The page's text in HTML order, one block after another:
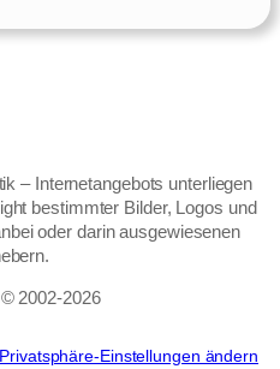
– Internetangebots unterliegen
bestimmter Bilder, Logos und
oder darin ausgewiesenen
2002‑2026
Privatsphäre-Einstellungen ändern